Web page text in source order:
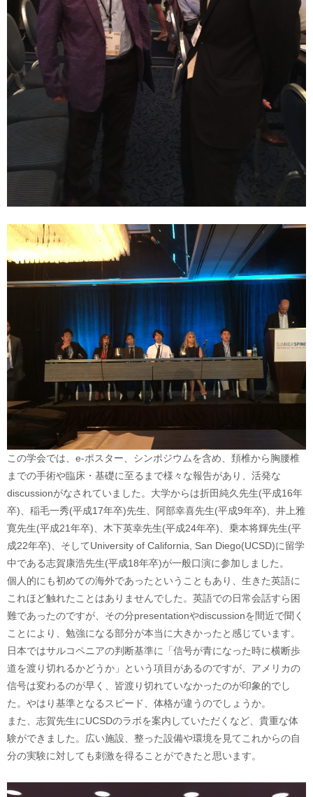
この学会では、e-ポスター、シンポジウムを含め、頚椎から胸腰椎
までの手術や臨床・基礎に至るまで様々な報告があり、活発な
discussionがなされていました。大学からは折田純久先生(平成16年
卒)、稲毛一秀(平成17年卒)先生、阿部幸喜先生(平成9年卒)、井上雅
寛先生(平成21年卒)、木下英幸先生(平成24年卒)、乗本将輝先生(平
成22年卒)、そしてUniversity of California, San Diego(UCSD)に留学
中である志賀康浩先生(平成18年卒)が一般口演に参加しました。
個人的にも初めての海外であったということもあり、生きた英語に
これほど触れたことはありませんでした。英語での日常会話すら困
難であったのですが、その分presentationやdiscussionを間近で聞く
ことにより、勉強になる部分が本当に大きかったと感じています。
日本ではサルコペニアの判断基準に「信号が青になった時に横断歩
道を渡り切れるかどうか」という項目があるのですが、アメリカの
信号は変わるのが早く、皆渡り切れていなかったのが印象的でし
た。やはり基準となるスピード、体格が違うのでしょうか。
また、志賀先生にUCSDのラボを案内していただくなど、貴重な体
験ができました。広い施設、整った設備や環境を見てこれからの自
分の実験に対しても刺激を得ることができたと思います。